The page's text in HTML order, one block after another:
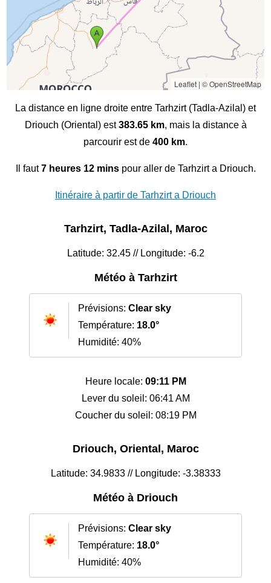
Leaflet| © OpenStreetMap
La distance en ligne droite entre Tarhzirt (Tadla-Azilal) et
Driouch (Oriental) est383.65 km, mais la distance à
parcourir est de 400 km.
Il faut7 heures 12 minspour aller de Tarhzirt a Driouch.
Itinéraire à partir de Tarhzirt a Driouch
Tarhzirt, Tadla-Azilal, Maroc
Latitude: 32.45 // Longitude: -6.2
Météo à Tarhzirt
Prévisions: Clear sky
Température: 18.0°
Humidité: 40%
Heure locale: 09:11 PM
Lever du soleil: 06:41 AM
Coucher du soleil: 08:19 PM
Driouch, Oriental, Maroc
Latitude: 34.9833 // Longitude: -3.38333
Météo à Driouch
Prévisions: Clear sky
Température: 18.0°
Humidité: 40%